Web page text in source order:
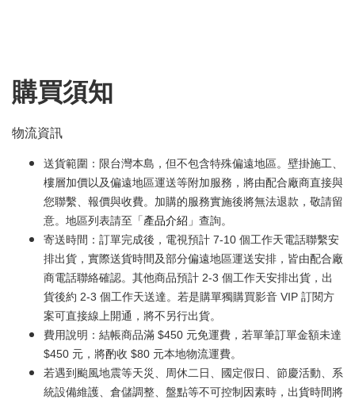
購買須知
物流資訊
送貨範圍：限台灣本島，但不包含特殊偏遠地區。壁掛施工、
樓層加價以及偏遠地區運送等附加服務，將由配合廠商直接與
您聯繫、報價與收費。加購的服務實施後將無法退款，敬請留
意。地區列表請至「產品介紹 」查詢。
寄送時間：訂單完成後，電視預計 7-10 個工作天電話聯繫安
排出貨，實際送貨時間及部分偏遠地區運送安排，皆由配合廠
商電話聯絡確認。其他商品預計 2-3 個工作天安排出貨，出
貨後約 2-3 個工作天送達。若是購單獨購買影音 VIP 訂閱方
案可直接線上開通，將不另行出貨。
費用說明：結帳商品滿 $450 元免運費，若單筆訂單金額未達
$450 元，將酌收 $80 元本地物流運費。
若遇到颱風地震等天災、周休二日、國定假日、節慶活動、系
統設備維護、倉儲調整、盤點等不可控制因素時，出貨時間將